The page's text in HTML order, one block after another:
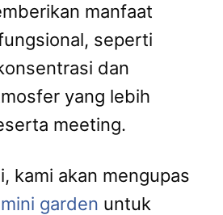
manfaat
seperti
dan
yang lebih
meeting.
kami akan mengupas
mini garden untuk